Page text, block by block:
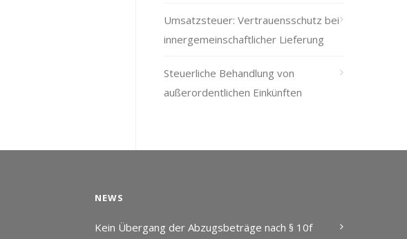
Umsatzsteuer: Vertrauensschutz bei
innergemeinschaftlicher Lieferung
Steuerliche Behandlung von
außerordentlichen Einkünften
NEWS
Kein Übergang der Abzugsbeträge nach § 10f